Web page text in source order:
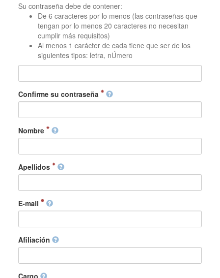
Su contraseña debe de contener:
De 6 caracteres por lo menos (las contraseñas que
tengan por lo menos 20 caracteres no necesitan
cumplir más requisitos)
Al menos 1 carácter de cada tiene que ser de los
siguientes tipos: letra, nÚmero
Confirme su contraseña
Nombre
Apellidos
E-mail
Afiliación
Cargo